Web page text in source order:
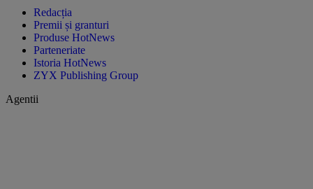
Redacția
Premii și granturi
Produse HotNews
Parteneriate
Istoria HotNews
ZYX Publishing Group
Agentii